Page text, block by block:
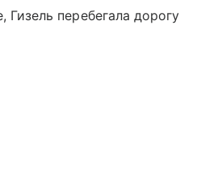
Гизель перебегала дорогу